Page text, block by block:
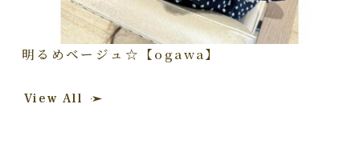
明るめベージュ☆【ogawa】
View All